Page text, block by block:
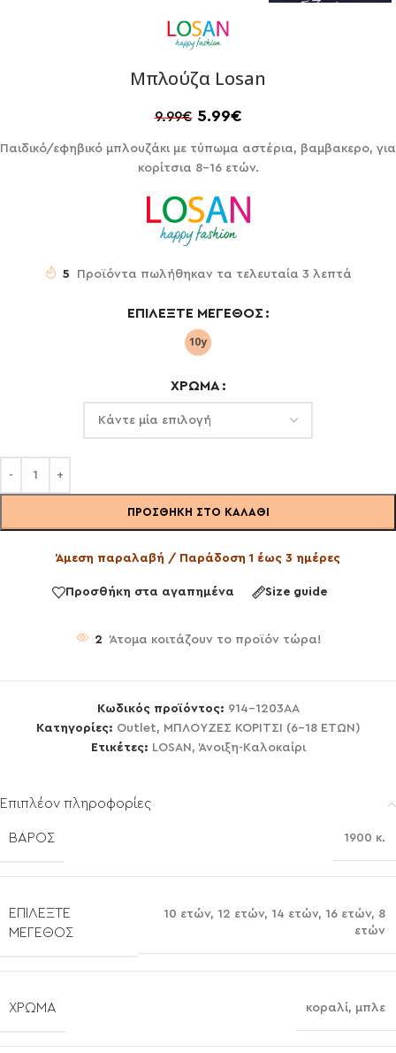
Μπλούζα Losan
9.99€ 5.99€
Παιδικό/εφηβικό μπλουζάκι με τύπωμα αστέρια, βαμβακερο, για
κορίτσια 8-16 ετών.
5 Προϊόντα πωλήθηκαν τα τελευταία 3 λεπτά
ΕΠΙΛΈΞΤΕ ΜΈΓΕΘΟΣ
ΧΡΏΜΑ
ΠΡΟΣΘΉΚΗ ΣΤΟ ΚΑΛΆΘΙ
Άμεση παραλαβή / Παράδοση 1 έως 3 ημέρες
Προσθήκη στα αγαπημένα Size guide
2 Άτομα κοιτάζουν το προϊόν τώρα!
Κωδικός προϊόντος: 914-1203AA
Κατηγορίες: Outlet, ΜΠΛΟΥΖΕΣ ΚΟΡΙΤΣΙ (6-18 ΕΤΩΝ)
Ετικέτες: LOSAN, Άνοιξη-Καλοκαίρι
Επιπλέον πληροφορίες
ΒΆΡΟΣ 1900 κ.
ΕΠΙΛΈΞΤΕ
ΜΈΓΕΘΟΣ
10 ετών, 12 ετών, 14 ετών, 16 ετών, 8
ετών
ΧΡΏΜΑ κοραλί, μπλε